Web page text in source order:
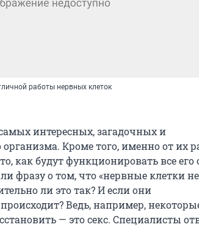
работы нервных клеток
интересных, загадочных и
Кроме того, именно от их
как будут функционировать все
фразу о том, что «нервные клетки не
ли это так? И если они
Ведь, например,
— это секс. Специалисты